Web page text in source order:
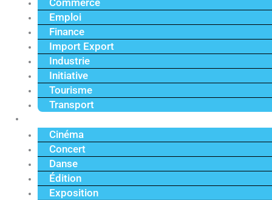
Commerce
Emploi
Finance
Import Export
Industrie
Initiative
Tourisme
Transport
Cinéma
Concert
Danse
Édition
Exposition